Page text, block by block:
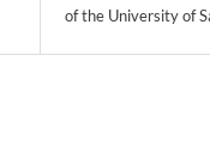
of the University of